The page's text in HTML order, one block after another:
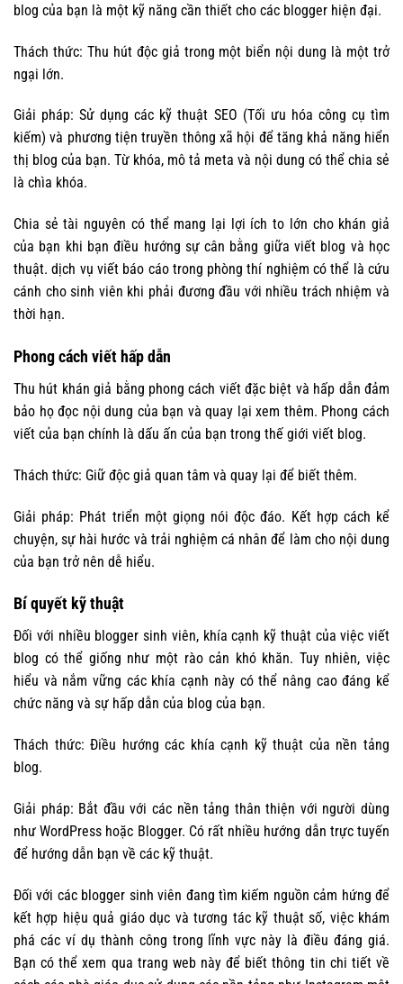
blog của bạn là một kỹ năng cần thiết cho các blogger hiện đại.
Thách thức: Thu hút độc giả trong một biển nội dung là một trở
ngại lớn.
Giải pháp: Sử dụng các kỹ thuật SEO (Tối ưu hóa công cụ tìm
kiếm) và phương tiện truyền thông xã hội để tăng khả năng hiển
thị blog của bạn. Từ khóa, mô tả meta và nội dung có thể chia sẻ
là chìa khóa.
Chia sẻ tài nguyên có thể mang lại lợi ích to lớn cho khán giả
của bạn khi bạn điều hướng sự cân bằng giữa viết blog và học
thuật. dịch vụ viết báo cáo trong phòng thí nghiệm có thể là cứu
cánh cho sinh viên khi phải đương đầu với nhiều trách nhiệm và
thời hạn.
Phong cách viết hấp dẫn
Thu hút khán giả bằng phong cách viết đặc biệt và hấp dẫn đảm
bảo họ đọc nội dung của bạn và quay lại xem thêm. Phong cách
viết của bạn chính là dấu ấn của bạn trong thế giới viết blog.
Thách thức: Giữ độc giả quan tâm và quay lại để biết thêm.
Giải pháp: Phát triển một giọng nói độc đáo. Kết hợp cách kể
chuyện, sự hài hước và trải nghiệm cá nhân để làm cho nội dung
của bạn trở nên dễ hiểu.
Bí quyết kỹ thuật
Đối với nhiều blogger sinh viên, khía cạnh kỹ thuật của việc viết
blog có thể giống như một rào cản khó khăn. Tuy nhiên, việc
hiểu và nắm vững các khía cạnh này có thể nâng cao đáng kể
chức năng và sự hấp dẫn của blog của bạn.
Thách thức: Điều hướng các khía cạnh kỹ thuật của nền tảng
blog.
Giải pháp: Bắt đầu với các nền tảng thân thiện với người dùng
như WordPress hoặc Blogger. Có rất nhiều hướng dẫn trực tuyến
để hướng dẫn bạn về các kỹ thuật.
Đối với các blogger sinh viên đang tìm kiếm nguồn cảm hứng để
kết hợp hiệu quả giáo dục và tương tác kỹ thuật số, việc khám
phá các ví dụ thành công trong lĩnh vực này là điều đáng giá.
Bạn có thể xem qua trang web này để biết thông tin chi tiết về